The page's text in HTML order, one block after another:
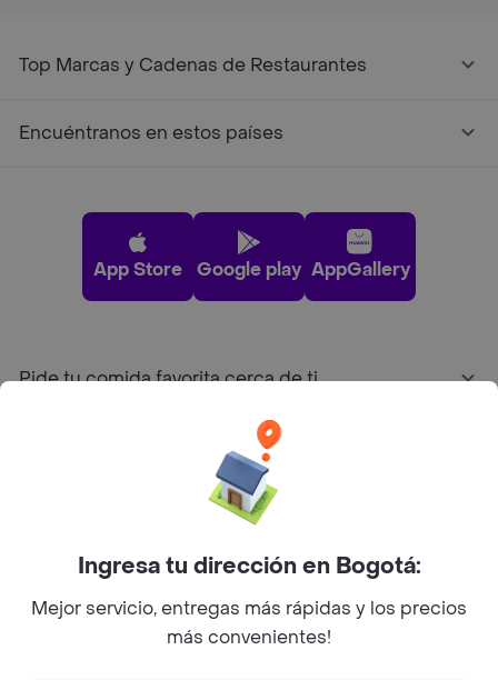
Top Marcas y Cadenas de Restaurantes
Encuéntranos en estos países
App Store Google play AppGallery
Pide tu comida favorita cerca de ti
Sobre Rappi
Facebook
Twitter
Instagram
Ingresa tu dirección en Bogotá:
Mejor servicio, entregas más rápidas y los precios
más convenientes!